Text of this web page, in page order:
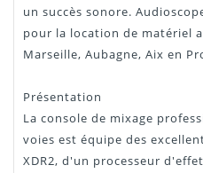
un succès sonore.
pour la location de matériel
Marseille, Aubagne, Aix en
Présentation
La console de mixage
voies est équipe des
XDR2, d'un processeur